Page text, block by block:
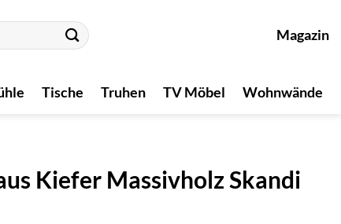
Magazin
Tische Truhen TV Möbel Wohnwände
Kiefer Massivholz Skandi